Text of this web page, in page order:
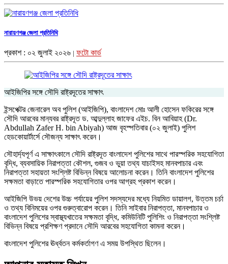
নারায়ণগঞ্জ জেলা প্রতিনিধি
প্রকাশ : ০২ জুলাই ২০২৬ | ফটো কার্ড
আইজিপির সঙ্গে সৌদি রাষ্ট্রদূতের সাক্ষাৎ
ইন্সপেক্টর জেনারেল অব পুলিশ (আইজিপি), বাংলাদেশ মোঃ আলী হোসেন ফকিরের সঙ্গে
সৌদি আরবের মান্যবর রাষ্ট্রদূত ড. আব্দুল্লাহ জাফের এইচ. বিন আবিয়াহ (Dr.
Abdullah Zafer H. bin Abiyah) আজ বৃহস্পতিবার (০২ জুলাই) পুলিশ
হেডকোয়ার্টার্সে সৌজন্য সাক্ষাৎ করেন।
সৌহার্দ্যপূর্ণ এ সাক্ষাৎকালে সৌদি রাষ্ট্রদূত বাংলাদেশ পুলিশের সাথে পারস্পরিক সহযোগিতা
বৃদ্ধি, ব্যবসায়িক নিরাপত্তা কৌশল, গুজব ও ভুয়া তথ্য যাচাইসহ মানবপাচার এবং
নিরাপত্তা সহায়তা সংশ্লিষ্ট বিভিন্ন বিষয়ে আলোচনা করেন। তিনি বাংলাদেশ পুলিশের
সক্ষমতা বাড়াতে পারস্পরিক সহযোগিতার ওপর আগ্রহ প্রকাশ করেন।
আইজিপি উভয় দেশের উচ্চ পর্যায়ের পুলিশ সদস্যদের মধ্যে নিয়মিত ডায়ালগ, উত্তম চর্চা
ও তথ্য বিনিময়ের ওপর গুরুত্বারোপ করেন। তিনি সাইবার নিরাপত্তা, মানবপাচার ও
বাংলাদেশ পুলিশের স্বাস্থ্যখাতের সক্ষমতা বৃদ্ধি, কমিউনিটি পুলিশিং ও নিরাপত্তা সংশ্লিষ্ট
বিভিন্ন বিষয়ে প্রশিক্ষণ প্রদানে সৌদি আরবের সহযোগিতা কামনা করেন।
বাংলাদেশ পুলিশের ঊর্ধ্বতন কর্মকর্তাগণ এ সময় উপস্থিত ছিলেন।